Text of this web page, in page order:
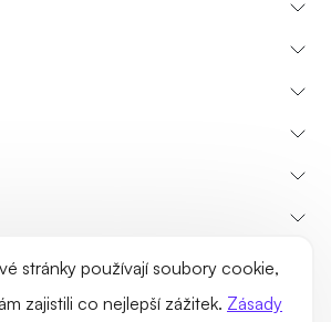
stránky používají soubory cookie,
zajistili co nejlepší zážitek. Zásady
údajůPrávníSitemap